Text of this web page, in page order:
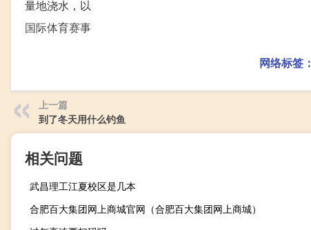
量地浇水，以
国际体育赛事
网络标签：
上一篇
到了冬天用什么钓鱼
相关问题
武昌理工江夏校区是几本
合肥百大集团网上商城官网（合肥百大集团网上商城）